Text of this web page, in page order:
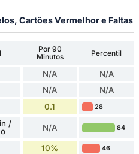
Cartões Vermelhor e Faltas
Por 90
Minutos
Percentil
N/A N/A
N/A N/A
0.1 28
/
N/A 84
10% 46